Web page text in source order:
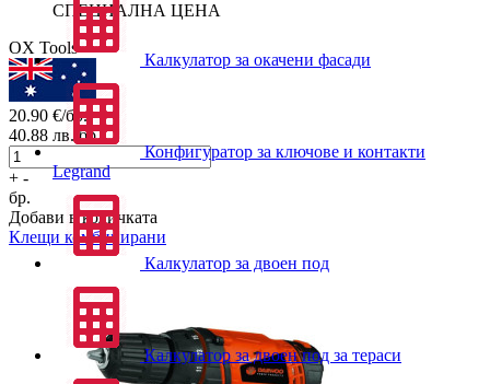
СПЕЦИАЛНА ЦЕНА
OX Tools
20.90 €/бр.
40.88 лв./бр.
+ -
бр.
Добави в количката
Клещи комбинирани
Калкулатор за окачени фасади
Конфигуратор за ключове и контакти
Legrand
Калкулатор за двоен под
Калкулатор за двоен под за тераси